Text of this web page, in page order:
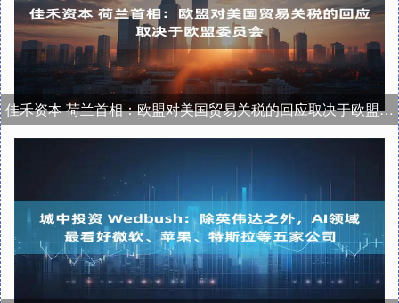
佳禾资本 荷兰首相：欧盟对美国贸易关税的回应取决于欧盟委员会